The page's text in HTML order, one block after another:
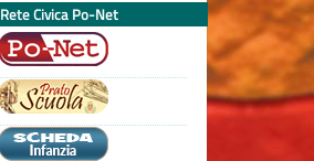
Rete Civica Po-Net